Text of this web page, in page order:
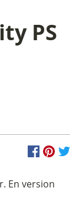
PS
En version